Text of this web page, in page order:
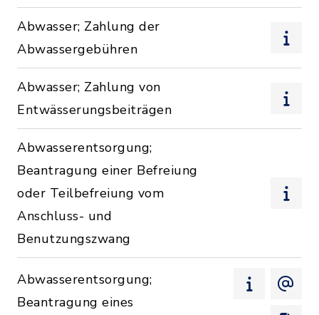
Abwasser; Zahlung der
Abwassergebühren
Abwasser; Zahlung von
Entwässerungsbeiträgen
Abwasserentsorgung;
Beantragung einer Befreiung
oder Teilbefreiung vom
Anschluss- und
Benutzungszwang
Abwasserentsorgung;
Beantragung eines